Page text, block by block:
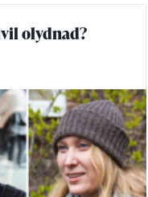
olydnad?